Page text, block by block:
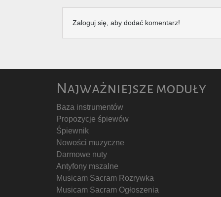
Zaloguj się, aby dodać komentarz!
Najważniejsze moduły
Baza instrumentów
Propozycje śpiewów
Śpiewnik
Nowości muzyczne
Darmowe nuty
Antyfony mszalne
Musicam Sacram Rozrywka
Musicam Sacram Ogłoszenia